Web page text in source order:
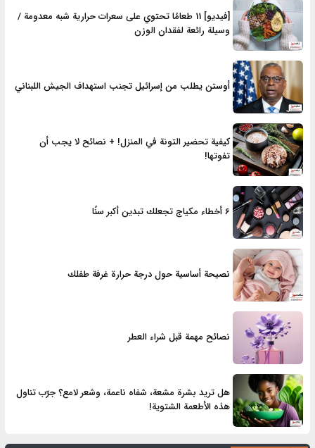
[فيديو] 11 طعامًا تحتوي على سعرات حرارية شبه معدومة /
وسيلة رائعة لفقدان الوزن
أوستن يطلب من إسرائيل تجنب استهداف الجيش اللبناني
كيفية تحضير التونة في المنزل! + نصائح لا يجب أن
تفوتها!
6 أخطاء مكياج تجعلك تبدين أكبر سنًا
نصيحة أساسية حول درجة حرارة غرفة طفلك
نصائح مهمة قبل شراء العطر
هل تريد بشرة مشعة، شفاه ناعمة، وشعر لامع؟ جرّب تناول
هذه الأطعمة الشتوية!